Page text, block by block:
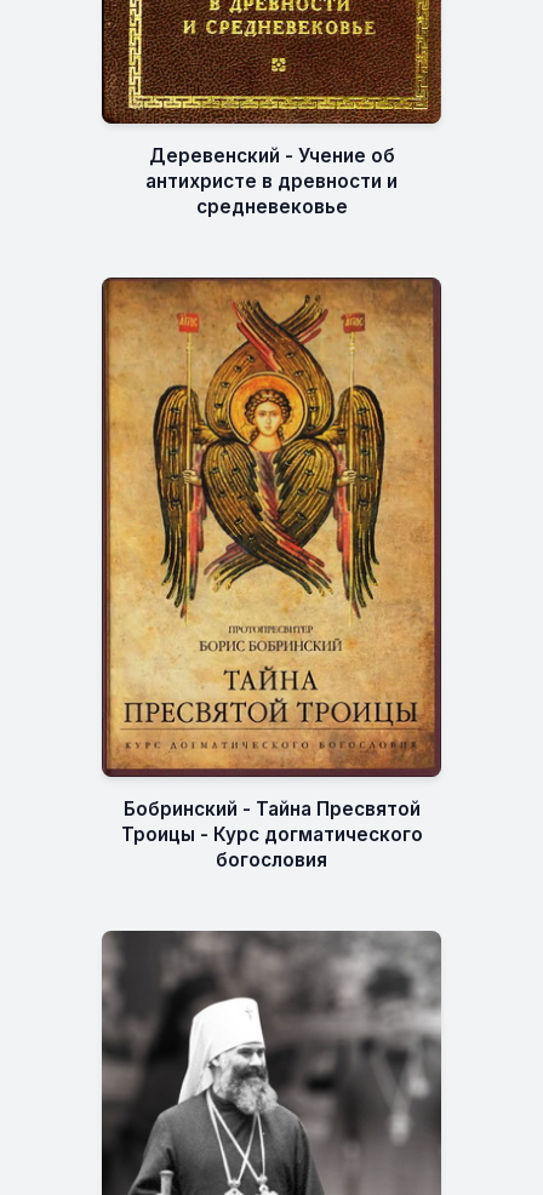
Деревенский - Учение об
антихристе в древности и
средневековье
Бобринский - Тайна Пресвятой
Троицы - Курс догматического
богословия